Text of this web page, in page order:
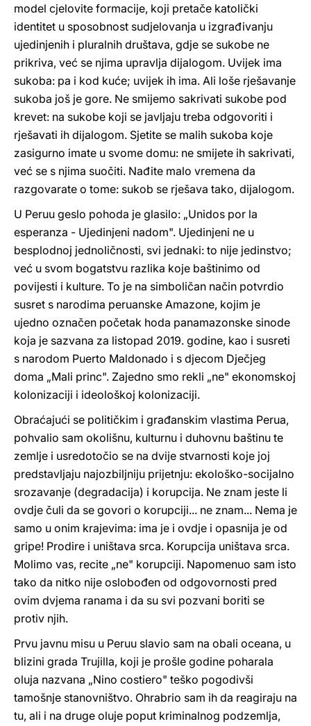
model cjelovite formacije, koji pretače katolički
identitet u sposobnost sudjelovanja u izgrađivanju
ujedinjenih i pluralnih društava, gdje se sukobe ne
prikriva, već se njima upravlja dijalogom. Uvijek ima
sukoba: pa i kod kuće; uvijek ih ima. Ali loše rješavanje
sukoba još je gore. Ne smijemo sakrivati sukobe pod
krevet: na sukobe koji se javljaju treba odgovoriti i
rješavati ih dijalogom. Sjetite se malih sukoba koje
zasigurno imate u svome domu: ne smijete ih sakrivati,
već se s njima suočiti. Nađite malo vremena da
razgovarate o tome: sukob se rješava tako, dijalogom.
U Peruu geslo pohoda je glasilo: „Unidos por la
esperanza - Ujedinjeni nadom". Ujedinjeni ne u
besplodnoj jednoličnosti, svi jednaki: to nije jedinstvo;
već u svom bogatstvu razlika koje baštinimo od
povijesti i kulture. To je na simboličan način potvrdio
susret s narodima peruanske Amazone, kojim je
ujedno označen početak hoda panamazonske sinode
koja je sazvana za listopad 2019. godine, kao i susreti
s narodom Puerto Maldonado i s djecom Dječjeg
doma „Mali princ". Zajedno smo rekli „ne" ekonomskoj
kolonizaciji i ideološkoj kolonizaciji.
Obraćajući se političkim i građanskim vlastima Perua,
pohvalio sam okolišnu, kulturnu i duhovnu baštinu te
zemlje i usredotočio se na dvije stvarnosti koje joj
predstavljaju najozbiljniju prijetnju: ekološko-socijalno
srozavanje (degradacija) i korupcija. Ne znam jeste li
ovdje čuli da se govori o korupciji... ne znam... Nema je
samo u onim krajevima: ima je i ovdje i opasnija je od
gripe! Prodire i uništava srca. Korupcija uništava srca.
Molimo vas, recite „ne" korupciji. Napomenuo sam isto
tako da nitko nije oslobođen od odgovornosti pred
ovim dvjema ranama i da su svi pozvani boriti se
protiv njih.
Prvu javnu misu u Peruu slavio sam na obali oceana, u
blizini grada Trujilla, koji je prošle godine poharala
oluja nazvana „Nino costiero" teško pogodivši
tamošnje stanovništvo. Ohrabrio sam ih da reagiraju na
tu, ali i na druge oluje poput kriminalnog podzemlja,